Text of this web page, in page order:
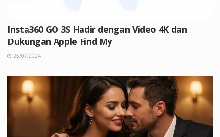
Insta360 GO 3S Hadir dengan Video 4K dan
Dukungan Apple Find My
25/07/2024